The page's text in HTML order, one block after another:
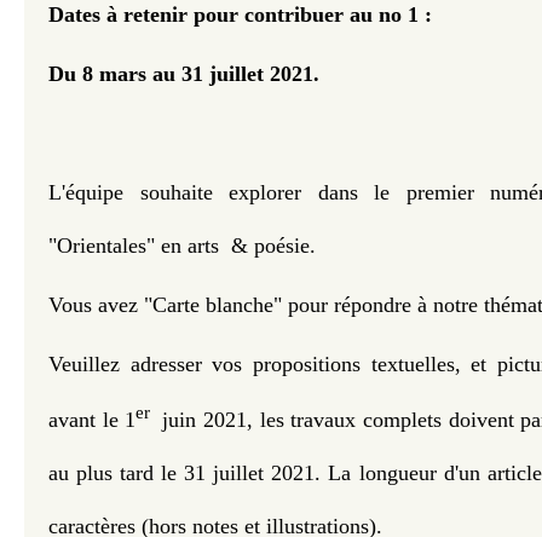
Dates à retenir pour contribuer au no 1 :
Du 8 mars au 31 juillet 2021.
L'équipe souhaite explorer dans le premier
"Orientales" en arts & poésie.
Vous avez "Carte blanche" pour répondre à notre
Veuillez adresser vos propositions textuelles, et
avant le 1er juin 2021, les travaux complets doivent
au plus tard le 31 juillet 2021. La longueur d'un
caractères (hors notes et illustrations).